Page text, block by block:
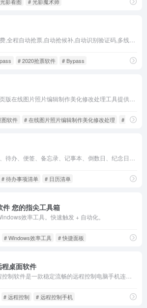
# 2020抢票软件 # Bypass
图软件 # 在线图片照片编辑制作美化修改处理 # 在线拼
# 待办事项清单 # 日历清单
您的指尖工具箱
效率工具。快速触发 + 自动化。
# Windows效率工具 # 快捷面板
桌面软件
# 远程控制 # 远程控制手机